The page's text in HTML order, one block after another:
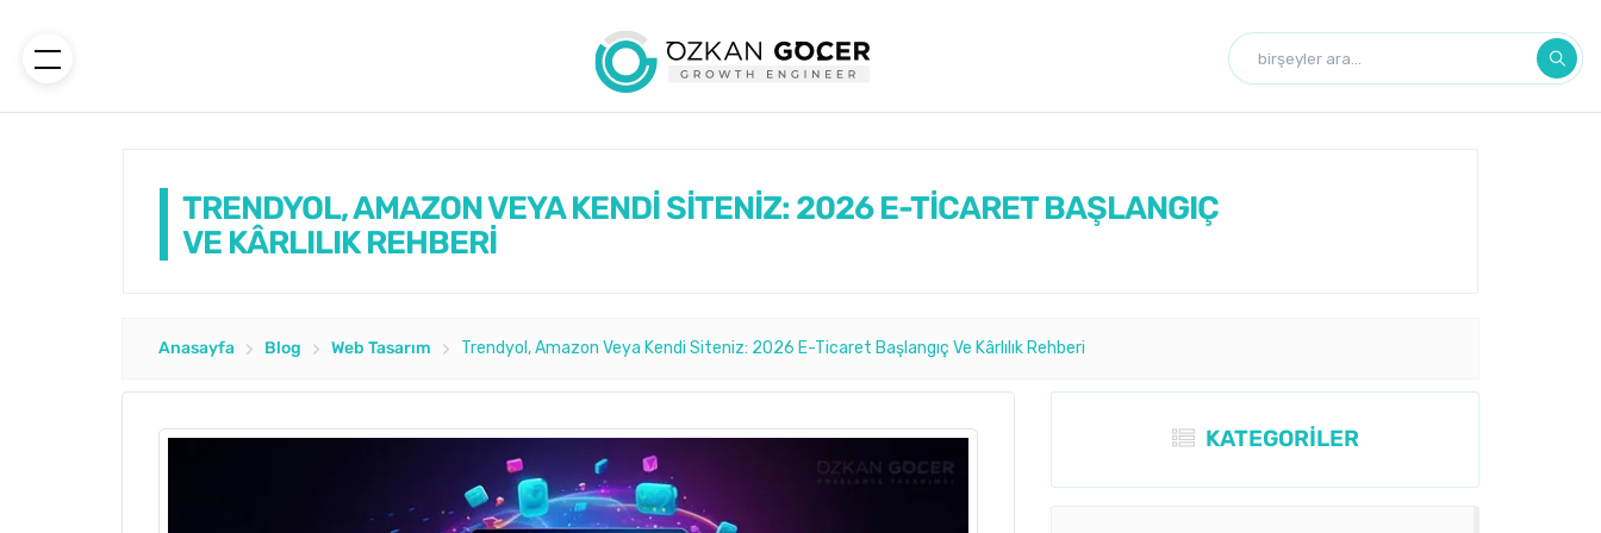
TRENDYOL, AMAZON VEYA KENDİ SİTENİZ: 2026 E-TİCARET BAŞLANGIÇ
VE KÂRLILIK REHBERİ
Anasayfa Blog Web Tasarım Trendyol, Amazon Veya Kendi Siteniz: 2026 E-Ticaret Başlangıç Ve Kârlılık Rehberi
KATEGORİLER